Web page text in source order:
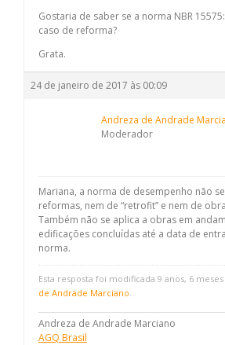
Gostaria de saber se a norma NBR
caso de reforma?
Grata.
24 de janeiro de 2017 às 00:09
Andreza de Andrade
Moderador
Mariana, a norma de desempenho não
reformas, nem de “retrofit” e nem de
Também não se aplica a obras em
edificações concluídas até a data de
norma.
Esta resposta foi modificada 9 anos, 6
de Andrade Marciano.
Andreza de Andrade Marciano
AGQ Brasil